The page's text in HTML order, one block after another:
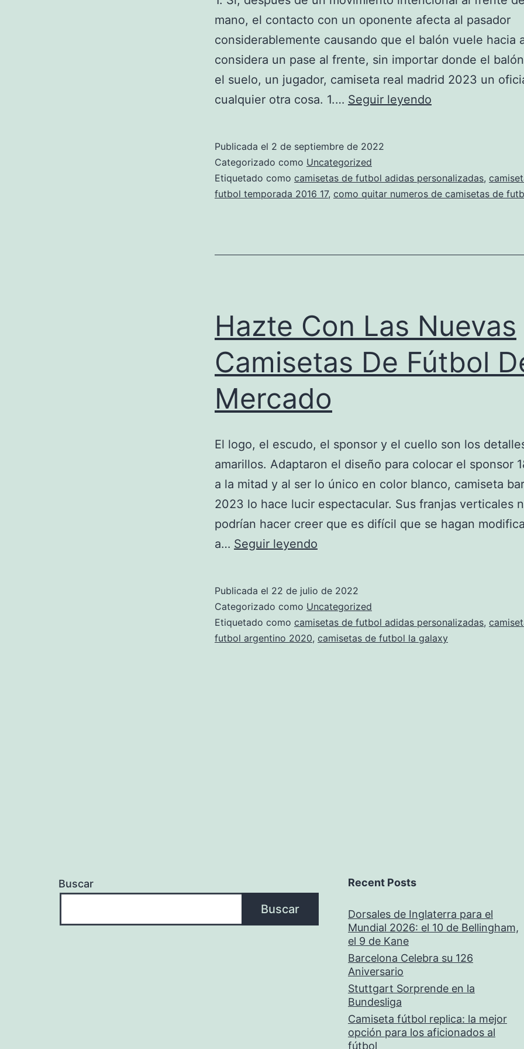
mano, el contacto con un oponente afecta al pasador
considerablemente causando que el balón vuele hacia
considera un pase al frente, sin importar donde el
el suelo, un jugador, camiseta real madrid 2023 un
cualquier otra cosa. 1.… Seguir leyendo
Publicada el 2 de septiembre de 2022
Categorizado como Uncategorized
Etiquetado como camisetas de futbol adidas personalizadas,
futbol temporada 2016 17, como quitar numeros de camisetas de
Hazte Con Las Nuevas
Camisetas De Fútbol
Mercado
El logo, el escudo, el sponsor y el cuello son los
amarillos. Adaptaron el diseño para colocar el sponsor
a la mitad y al ser lo único en color blanco, camiseta
2023 lo hace lucir espectacular. Sus franjas verticales
podrían hacer creer que es difícil que se hagan
a… Seguir leyendo
Nuevas
Camisetas
De
Publicada el 22 de julio de 2022
Categorizado como Uncategorized
Etiquetado como camisetas de futbol adidas personalizadas,
futbol argentino 2020, camisetas de futbol la galaxy
Buscar
Buscar
Recent Posts
Dorsales de Inglaterra para el
Mundial 2026: el 10 de Bellingham,
el 9 de Kane
Barcelona Celebra su 126
Aniversario
Stuttgart Sorprende en la
Bundesliga
Camiseta fútbol replica: la mejor
opción para los aficionados al
fútbol